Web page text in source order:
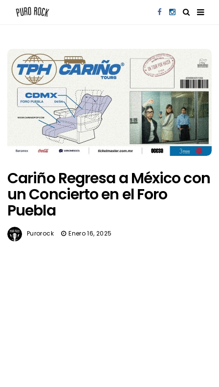
Cariño Regresa a México con
un Concierto en el Foro
Puebla
Purorock Enero 16, 2025